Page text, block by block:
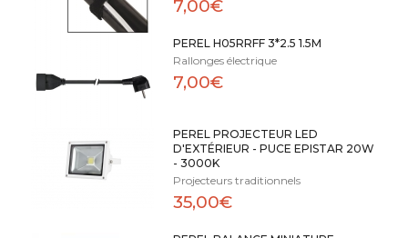
7,00€
PEREL H05RRFF 3*2.5 1.5M
Rallonges électrique
7,00€
PEREL PROJECTEUR LED
D'EXTÉRIEUR - PUCE EPISTAR 20W
- 3000K
Projecteurs traditionnels
35,00€